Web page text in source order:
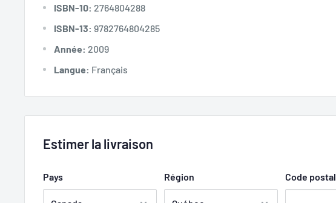
ISBN-10: 2764804288
ISBN-13: 9782764804285
Année: 2009
Langue: Français
Estimer la livraison
Pays Région Code postal